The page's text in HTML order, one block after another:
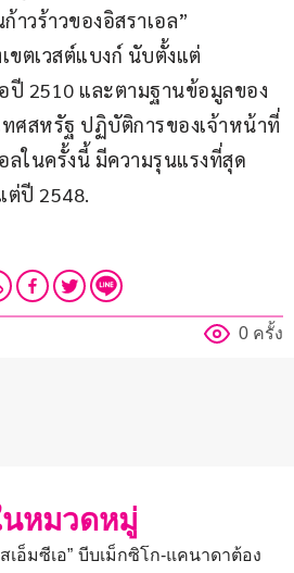
วร้าวของอิสราเอล”
ขตเวสต์แบงก์ นับตั้งแต่
ปี 2510 และตามฐานข้อมูลของ
ทศสหรัฐ ปฏิบัติการของเจ้าหน้าที่
ลในครั้งนี้ มีความรุนแรงที่สุด
ต่ปี 2548.
0 ครั้ง
หมวดหมู่
เอ็มซีเอ” บีบเม็กซิโก-แคนาดาต้อง